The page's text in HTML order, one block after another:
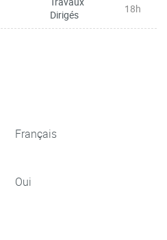
Dirigés
18h
Français
Oui